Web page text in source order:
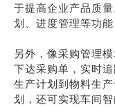
于提高企业产品质
划、进度管理等功
另外，像采购管理
下达采购单，实时
生产计划到物料生
划，还可实现车间